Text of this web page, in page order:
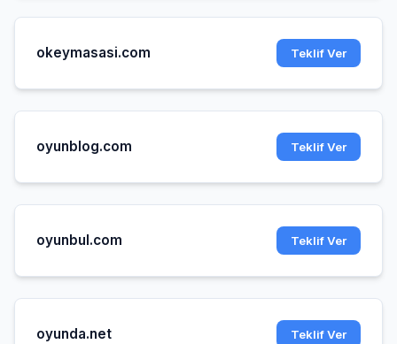
okeymasasi.com Teklif Ver
oyunblog.com Teklif Ver
oyunbul.com Teklif Ver
oyunda.net Teklif Ver